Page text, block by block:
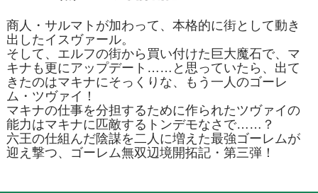
商人・サルマトが加わって、本格的に街として動き
出したイスヴァール。
そして、エルフの街から買い付けた巨大魔石で、マ
キナも更にアップデート……と思っていたら、出て
きたのはマキナにそっくりな、もう一人のゴーレ
ム・ツヴァイ！
マキナの仕事を分担するために作られたツヴァイの
能力はマキナに匹敵するトンデモなさで……？
六王の仕組んだ陰謀を二人に増えた最強ゴーレムが
迎え撃つ、ゴーレム無双辺境開拓記・第三弾！